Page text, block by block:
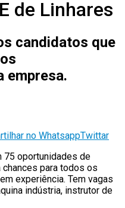
de Linhares
candidatos que
empresa.
no WhatsappTwittar
75 oportunidades de
para todos os
experiência. Tem vagas
indústria, instrutor de